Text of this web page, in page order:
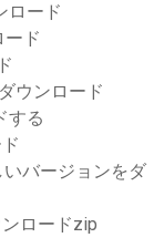
ロード
ド
ウンロード
する
バージョンをダ
ロードzip